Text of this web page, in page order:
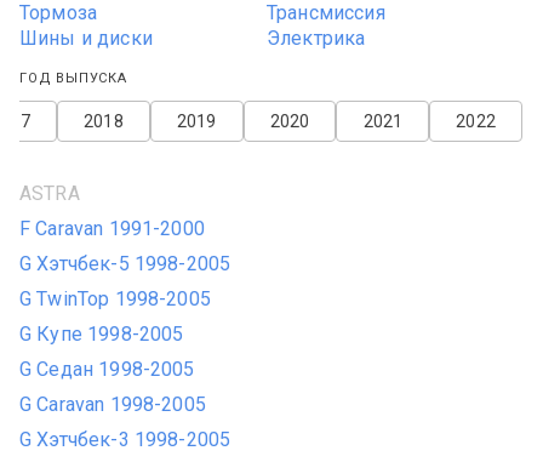
Тормоза
Трансмиссия
Шины и диски
Электрика
ГОД ВЫПУСКА
2022
2021
2020
2019
2018
ASTRA
F Caravan 1991-2000
G Хэтчбек-5 1998-2005
G TwinTop 1998-2005
G Купе 1998-2005
G Седан 1998-2005
G Caravan 1998-2005
G Хэтчбек-3 1998-2005